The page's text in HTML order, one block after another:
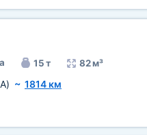
15 т 82 м³
~ 1814 км